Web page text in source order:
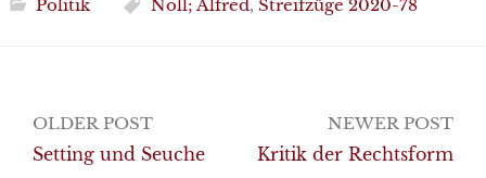
Politik Noll; Alfred, Streifzüge 2020-78
Post
navigation
OLDER POST
Setting und Seuche
NEWER POST
Kritik der Rechtsform